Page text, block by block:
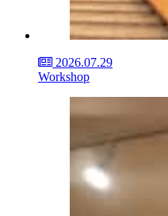
2026.07.29
Workshop